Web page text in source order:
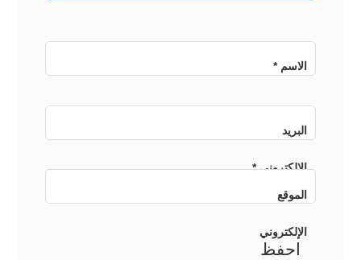
الاسم*
البريد
الإلكتروني*
الموقع
الإلكتروني
احفظ